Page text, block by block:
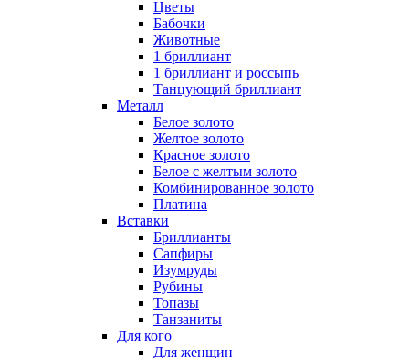
Цветы
Бабочки
Животные
1 бриллиант
1 бриллиант и россыпь
Танцующий бриллиант
Металл
Белое золото
Желтое золото
Красное золото
Белое с желтым золото
Комбинированное золото
Платина
Вставки
Бриллианты
Сапфиры
Изумруды
Рубины
Топазы
Танзаниты
Для кого
Для женщин